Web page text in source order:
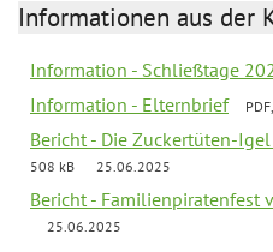
Informationen aus der
Information - Schließtage
Information - Elternbrief
Bericht - Die Zuckertüten-
508 kB
25.06.2025
Bericht - Familienpiratenfest
25.06.2025